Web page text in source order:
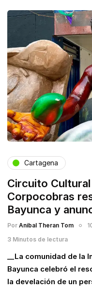
Cartagena
Circuito Cultural
Corpocobras
Bayunca y
Por Anibal Theran Tom
3 Minutos de lectura
__La comunidad de
Bayunca celebró el
la develación de un